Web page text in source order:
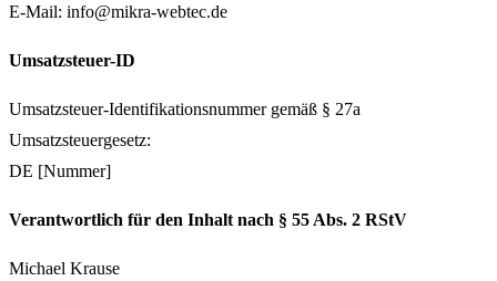
E-Mail: info@mikra-webtec.de
Umsatzsteuer-ID
Umsatzsteuer-Identifikationsnummer gemäß § 27a
Umsatzsteuergesetz:
DE [Nummer]
Verantwortlich für den Inhalt nach § 55 Abs. 2 RStV
Michael Krause